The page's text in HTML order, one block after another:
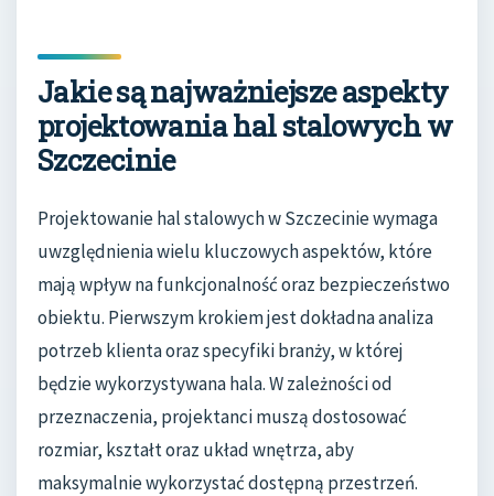
Jakie są najważniejsze aspekty
projektowania hal stalowych w
Szczecinie
Projektowanie hal stalowych w Szczecinie wymaga
uwzględnienia wielu kluczowych aspektów, które
mają wpływ na funkcjonalność oraz bezpieczeństwo
obiektu. Pierwszym krokiem jest dokładna analiza
potrzeb klienta oraz specyfiki branży, w której
będzie wykorzystywana hala. W zależności od
przeznaczenia, projektanci muszą dostosować
rozmiar, kształt oraz układ wnętrza, aby
maksymalnie wykorzystać dostępną przestrzeń.